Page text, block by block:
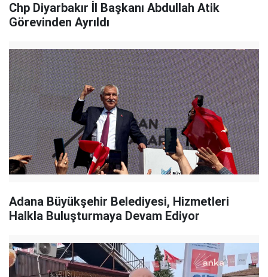
Chp Diyarbakır İl Başkanı Abdullah Atik
Görevinden Ayrıldı
Adana Büyükşehir Belediyesi, Hizmetleri
Halkla Buluşturmaya Devam Ediyor